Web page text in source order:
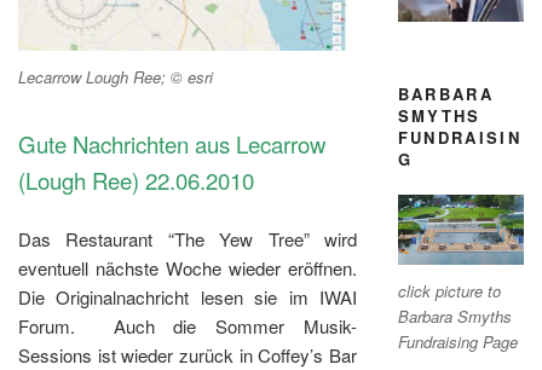
Lecarrow Lough Ree; © esri
Gute Nachrichten aus Lecarrow
(Lough Ree) 22.06.2010
Das Restaurant “The Yew Tree” wird
eventuell nächste Woche wieder eröffnen.
Die Originalnachricht lesen sie im IWAI
Forum. Auch dieSommer
Musik-
Sessions ist wieder zurück in Coffey’s Bar
BARBARA
SMYTHS
FUNDRAISIN
G
click picture to
Barbara Smyths
Fundraising Page